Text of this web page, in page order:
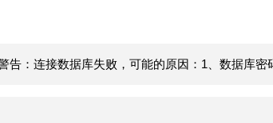
告：连接数据库失败，可能的原因：1、数据库密